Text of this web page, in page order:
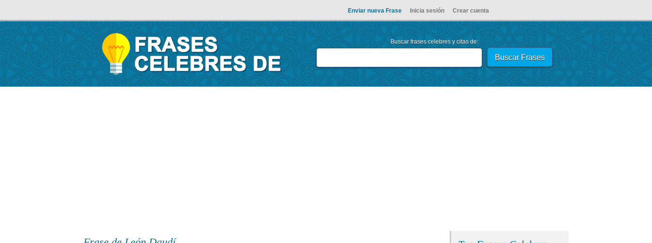
Enviar nueva Frase Inicia sesión Crear cuenta
Buscar frases celebres y citas de: